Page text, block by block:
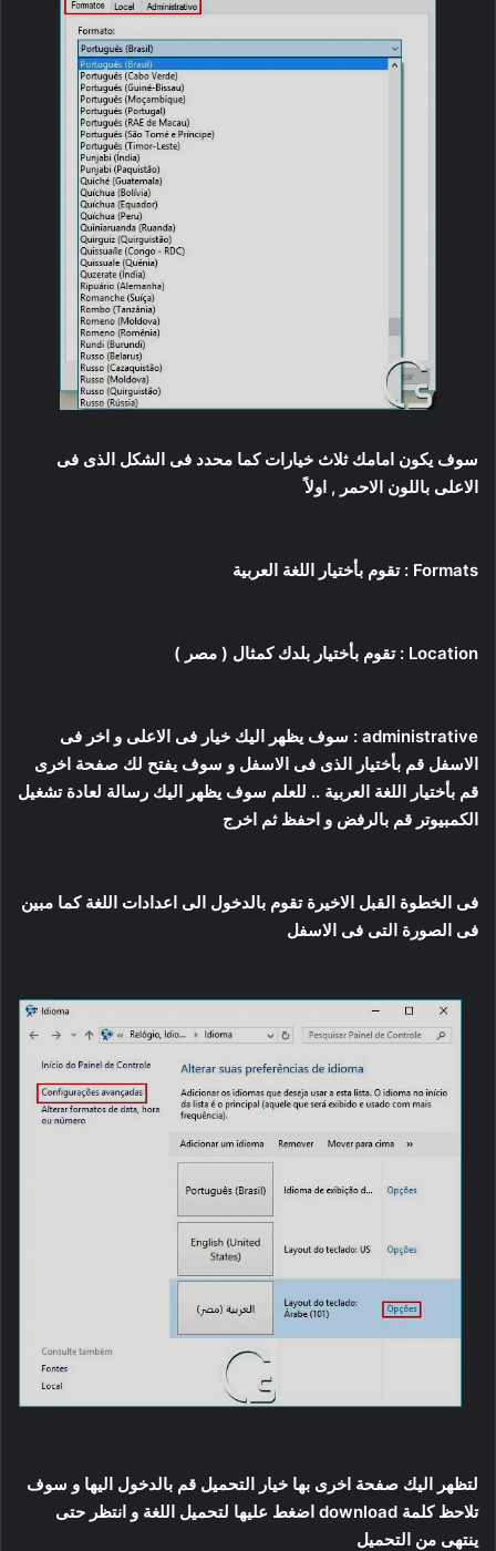
سوف يكون امامك ثلاث خيارات كما محدد فى الشكل الذى فى
الاعلى باللون الاحمر , اولاً
Formats : تقوم بأختيار اللغة العربية
Location : تقوم بأختيار بلدك كمثال ( مصر )
administrative : سوف يظهر اليك خيار فى الاعلى و اخر فى
الاسفل قم بأختيار الذى فى الاسفل و سوف يفتح لك صفحة اخرى
قم بأختيار اللغة العربية .. للعلم سوف يظهر اليك رسالة لعادة تشغيل
الكمبيوتر قم بالرفض و احفظ ثم اخرج
فى الخطوة القبل الاخيرة تقوم بالدخول الى اعدادات اللغة كما مبين
فى الصورة التى فى الاسفل
لتظهر اليك صفحة اخرى بها خيار التحميل قم بالدخول اليها و سوف
تلاحظ كلمة download اضغط عليها لتحميل اللغة و انتظر حتى
ينتهى من التحميل